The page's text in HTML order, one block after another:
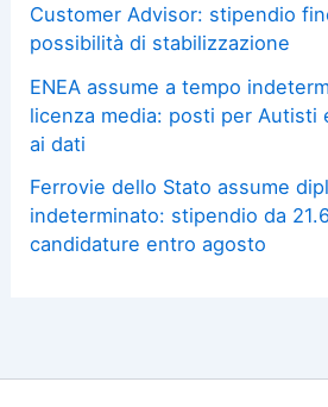
Customer Advisor: stipendio
possibilità di stabilizzazione
ENEA assume a tempo
licenza media: posti per Autisti
ai dati
Ferrovie dello Stato assume
indeterminato: stipendio da
candidature entro agosto